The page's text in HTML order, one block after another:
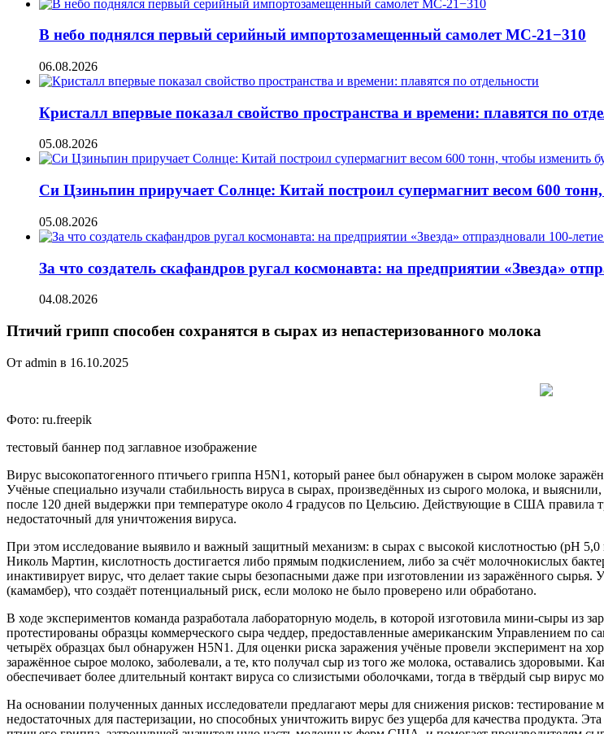
В небо поднялся первый серийный импортозамещенный самолет МС-21−310
06.08.2026
Кристалл впервые показал свойство пространства и времени: плавятся по
05.08.2026
Си Цзиньпин приручает Солнце: Китай построил супермагнит весом 600
05.08.2026
За что создатель скафандров ругал космонавта: на предприятии «Звезда»
04.08.2026
Птичий грипп способен сохранятся в сырах из непастеризованного молока
От admin в 16.10.2025
Фото: ru.freepik
тестовый баннер под заглавное изображение
Вирус высокопатогенного птичьего гриппа H5N1, который ранее был обнаружен в сыром молоке
Учёные специально изучали стабильность вируса в сырах, произведённых из сырого молока, и
после 120 дней выдержки при температуре около 4 градусов по Цельсию. Действующие в США правила
недостаточный для уничтожения вируса.
При этом исследование выявило и важный защитный механизм: в сырах с высокой кислотностью (pH 5,0
Николь Мартин, кислотность достигается либо прямым подкислением, либо за счёт молочнокислых
инактивирует вирус, что делает такие сыры безопасными даже при изготовлении из заражённого
(камамбер), что создаёт потенциальный риск, если молоко не было проверено или обработано.
В ходе экспериментов команда разработала лабораторную модель, в которой изготовила мини-сыры из
протестированы образцы коммерческого сыра чеддер, предоставленные американским Управлением по
четырёх образцах был обнаружен H5N1. Для оценки риска заражения учёные провели эксперимент на
заражённое сырое молоко, заболевали, а те, кто получал сыр из того же молока, оставались здоровыми.
обеспечивает более длительный контакт вируса со слизистыми оболочками, тогда в твёрдый сыр вирус
На основании полученных данных исследователи предлагают меры для снижения рисков: тестирование
недостаточных для пастеризации, но способных уничтожить вирус без ущерба для качества продукта.